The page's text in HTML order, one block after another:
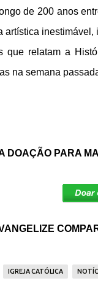
de 200 anos
artística
que relatam a
na semana
DOAÇÃO PARA
IGREJA CATÓLICA